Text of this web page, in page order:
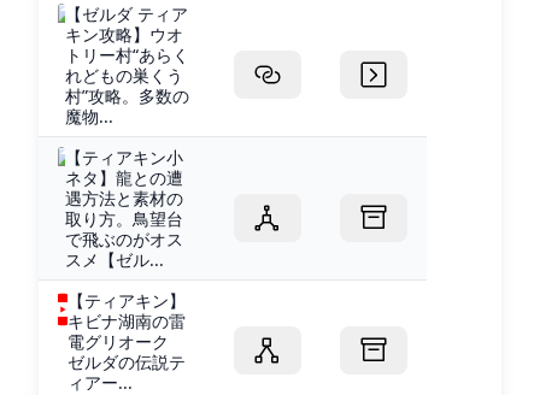
【ゼルダ ティア
キン攻略】ウオ
トリー村“あらく
れどもの巣くう
村”攻略。多数の
魔物...
【ティアキン小
ネタ】龍との遭
遇方法と素材の
取り方。鳥望台
で飛ぶのがオス
スメ【ゼル...
【ティアキン】
キビナ湖南の雷
電グリオーク
ゼルダの伝説テ
ィアー...